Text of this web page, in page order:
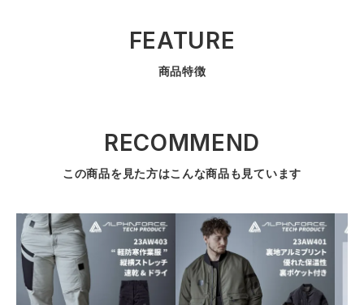
FEATURE
商品特徴
RECOMMEND
この商品を見た方はこんな商品も見ています